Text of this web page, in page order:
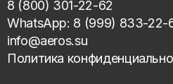
8 (800) 301-22-62
WhatsApp: 8 (999) 833-22-
info@aeros.su
Политика